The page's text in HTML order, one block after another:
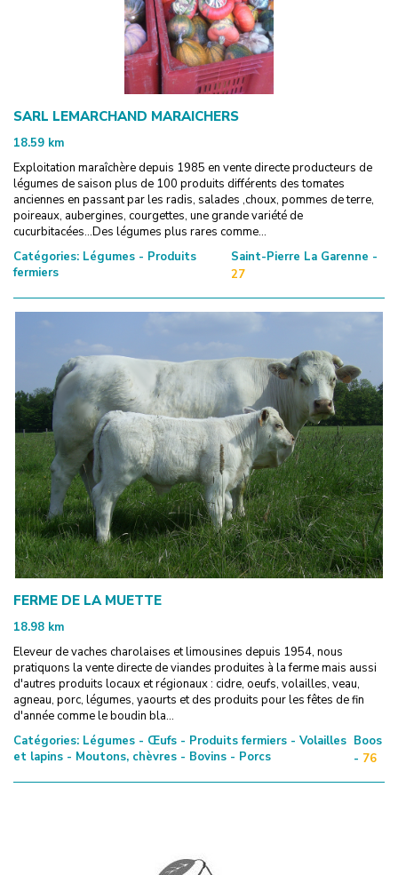
SARL LEMARCHAND MARAICHERS
18.59 km
Exploitation maraîchère depuis 1985 en vente directe producteurs de
légumes de saison plus de 100 produits différents des tomates
anciennes en passant par les radis, salades ,choux, pommes de terre,
poireaux, aubergines, courgettes, une grande variété de
cucurbitacées...Des légumes plus rares comme...
Catégories: Légumes - Produits
fermiers
Saint-Pierre La Garenne -
27
FERME DE LA MUETTE
18.98 km
Eleveur de vaches charolaises et limousines depuis 1954, nous
pratiquons la vente directe de viandes produites à la ferme mais aussi
d'autres produits locaux et régionaux : cidre, oeufs, volailles, veau,
agneau, porc, légumes, yaourts et des produits pour les fêtes de fin
d'année comme le boudin bla...
Catégories: Légumes - Œufs - Produits fermiers - Volailles
et lapins - Moutons, chèvres - Bovins - Porcs
Boos
- 76